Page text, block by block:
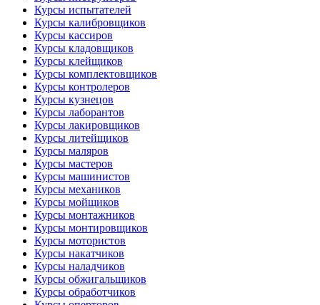
Курсы испытателей
Курсы калибровщиков
Курсы кассиров
Курсы кладовщиков
Курсы клейщиков
Курсы комплектовщиков
Курсы контролеров
Курсы кузнецов
Курсы лаборантов
Курсы лакировщиков
Курсы литейщиков
Курсы маляров
Курсы мастеров
Курсы машинистов
Курсы механиков
Курсы мойщиков
Курсы монтажников
Курсы монтировщиков
Курсы мотористов
Курсы накатчиков
Курсы наладчиков
Курсы обжигальщиков
Курсы обработчиков